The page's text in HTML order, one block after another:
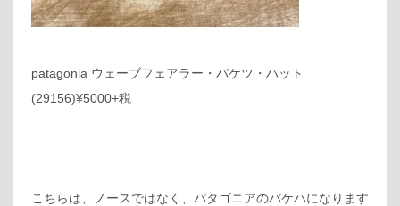
patagonia ウェーブフェアラー・バケツ・ハット
(29156)¥5000+税
こちらは、ノースではなく、パタゴニアのバケハになります